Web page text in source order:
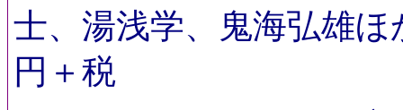
士、湯浅学、鬼海弘
円＋税